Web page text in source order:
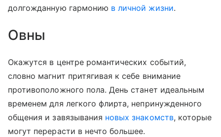
долгожданную гармонию в личной жизни.
Овны
Окажутся в центре романтических событий,
словно магнит притягивая к себе внимание
противоположного пола. День станет идеальным
временем для легкого флирта, непринужденного
общения и завязывания новых знакомств, которые
могут перерасти в нечто большее.